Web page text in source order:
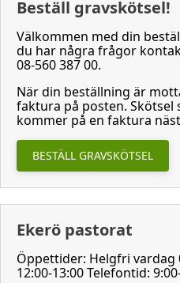
Beställ gravskötsel!
Välkommen med din
du har några frågor
08-560 387 00.
När din beställning är
faktura på posten.
kommer på en faktura
BESTÄLL GRAVSKÖTSEL
Ekerö pastorat
Öppettider: Helgfri vardag
12:00-13:00 Telefontid: